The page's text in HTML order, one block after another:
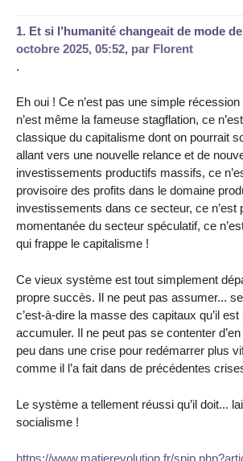
1. Et si l’humanité changeait de mode
octobre 2025, 05:52, par Florent
.
Eh oui ! Ce n’est pas une simple
n’est même la fameuse stagflation, ce
classique du capitalisme dont on pourrait
allant vers une nouvelle relance et de
investissements productifs massifs, ce
provisoire des profits dans le domaine
investissements dans ce secteur, ce n’est
momentanée du secteur spéculatif, ce
qui frappe le capitalisme !
Ce vieux système est tout simplement
propre succès. Il ne peut pas assumer...
c’est-à-dire la masse des capitaux qu’il
accumuler. Il ne peut pas se contenter
peu dans une crise pour redémarrer plus
comme il l’a fait dans de précédentes
Le système a tellement réussi qu’il doit...
socialisme !
https://www.matierevolution.fr/